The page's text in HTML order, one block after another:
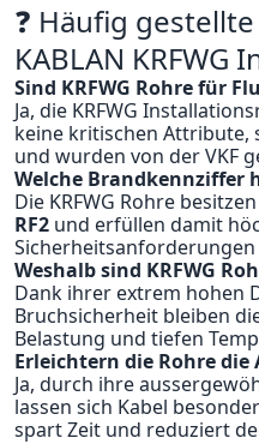
❓ Häufig
KABLAN
Sind KRFWG Rohre für
Ja, die KRFWG
keine kritischen Attribute,
und wurden von der VKF
Welche Brandkennziffer
Die KRFWG Rohre
RF2 und erfüllen damit
Weshalb sind KRFWG
Dank ihrer extrem hohen
Bruchsicherheit bleiben
Belastung und tiefen
Erleichtern die Rohre
Ja, durch ihre
lassen sich Kabel
spart Zeit und reduziert